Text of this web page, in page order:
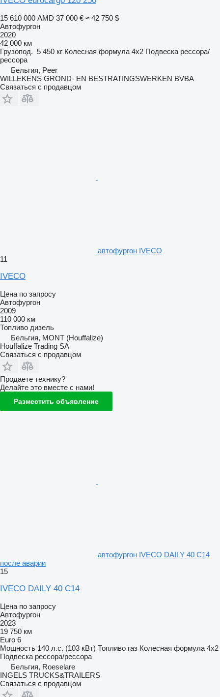
15 610 000 AMD 37 000 € ≈ 42 750 $
Автофургон
2020
42 000 км
Грузопод. 5 450 кг Колесная формула 4x2 Подвеска рессора/
рессора
Бельгия, Peer
WILLEKENS GROND- EN BESTRATINGSWERKEN BVBA
Связаться с продавцом
автофургон IVECO
11
IVECO
Цена по запросу
Автофургон
2009
110 000 км
Топливо дизель
Бельгия, MONT (Houffalize)
Houffalize Trading SA
Связаться с продавцом
Продаете технику?
Делайте это вместе с нами!
Разместить объявление
автофургон IVECO DAILY 40 C14
после аварии
15
IVECO DAILY 40 C14
Цена по запросу
Автофургон
2023
19 750 км
Euro 6
Мощность 140 л.с. (103 кВт) Топливо газ Колесная формула 4x2
Подвеска рессора/рессора
Бельгия, Roeselare
INGELS TRUCKS&TRAILERS
Связаться с продавцом